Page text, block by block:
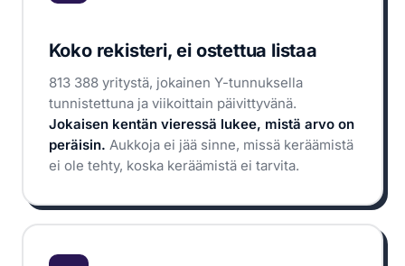
Koko rekisteri, ei ostettua listaa
813 388 yritystä, jokainen Y-tunnuksella
tunnistettuna ja viikoittain päivittyvänä.
Jokaisen kentän vieressä lukee, mistä arvo on
peräisin. Aukkoja ei jää sinne, missä keräämistä
ei ole tehty, koska keräämistä ei tarvita.